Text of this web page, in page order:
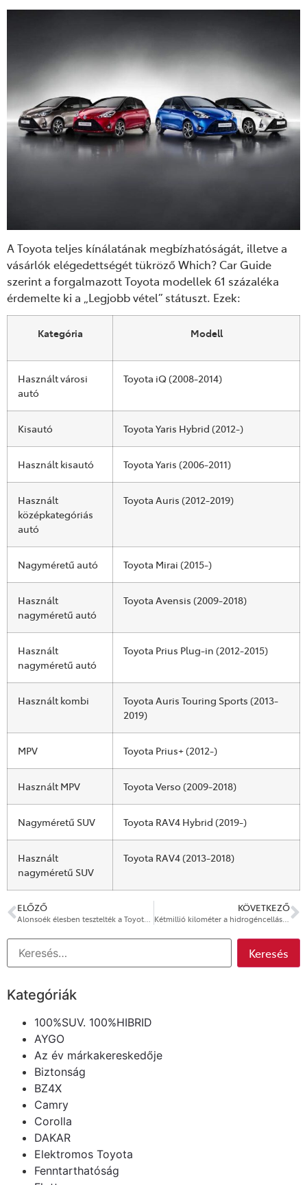
A Toyota teljes kínálatának megbízhatóságát, illetve a
vásárlók elégedettségét tükröző Which? Car Guide
szerint a forgalmazott Toyota modellek 61 százaléka
érdemelte ki a „Legjobb vétel” státuszt. Ezek:
Kategória Modell
Használt városi
autó
Toyota iQ (2008-2014)
Kisautó Toyota Yaris Hybrid (2012-)
Használt kisautó Toyota Yaris (2006-2011)
Használt
középkategóriás
autó
Toyota Auris (2012-2019)
Nagyméretű autó Toyota Mirai (2015-)
Használt
nagyméretű autó
Toyota Avensis (2009-2018)
Használt
nagyméretű autó
Toyota Prius Plug-in (2012-2015)
Használt kombi
Toyota Auris Touring Sports (2013-
2019)
MPV Toyota Prius+ (2012-)
Használt MPV Toyota Verso (2009-2018)
Nagyméretű SUV Toyota RAV4 Hybrid (2019-)
Használt
nagyméretű SUV
Toyota RAV4 (2013-2018)
ELŐZŐ
Alonsoék élesben tesztelték a Toyota Hilux-ot
KÖVETKEZŐ
Kétmillió kilométer a hidrogéncellás Toyota Miraival
Kategóriák
100%SUV. 100%HIBRID
AYGO
Az év márkakereskedője
Biztonság
BZ4X
Camry
Corolla
DAKAR
Elektromos Toyota
Fenntarthatóság